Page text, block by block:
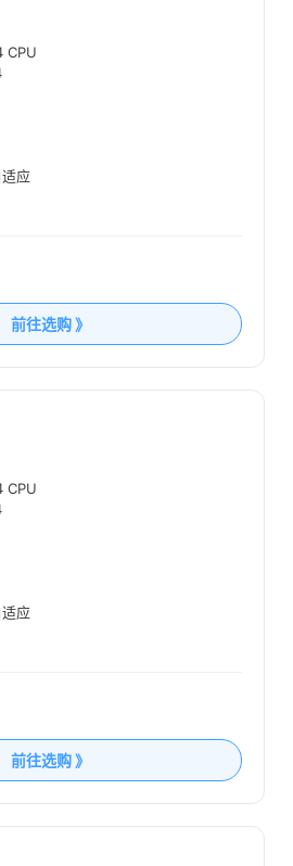
CPU
应
前往选购 》
CPU
应
前往选购 》